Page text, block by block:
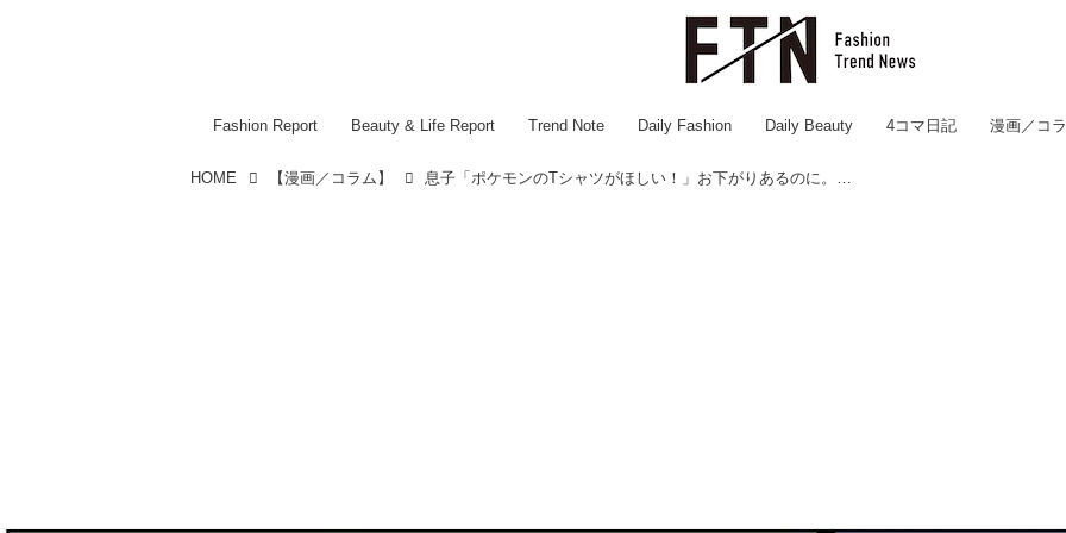
Fashion Report Beauty & Life Report Trend Note Daily Fashion Daily Beauty 4コマ日記 漫画／コ
HOME 【漫画／コラム】